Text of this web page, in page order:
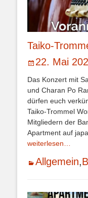
Taiko-
Veröffentlicht
am
22. Mai
Das Konzert mit
und Charan Po
dürfen euch
Taiko-Trommel
Mitgliedern der
Apartment auf
weiterlesen…
Kategorien
Allgemein,